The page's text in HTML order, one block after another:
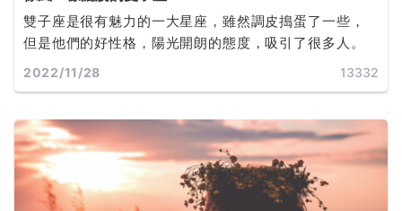
雙子座是很有魅力的一大星座，雖然調皮搗蛋了一些，
但是他們的好性格，陽光開朗的態度，吸引了很多人。
2022/11/28 13332